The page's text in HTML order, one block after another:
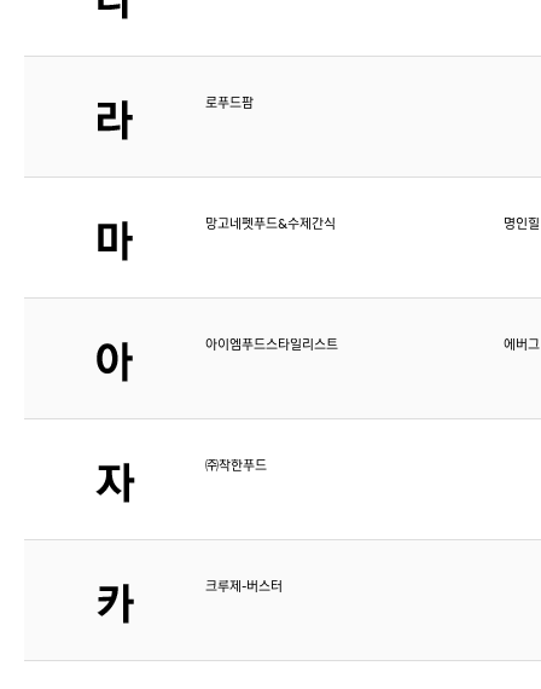
로푸드팜
망고네펫푸드&수제간식 명인
아이엠푸드스타일리스트 에버
㈜착한푸드
크루제-버스터